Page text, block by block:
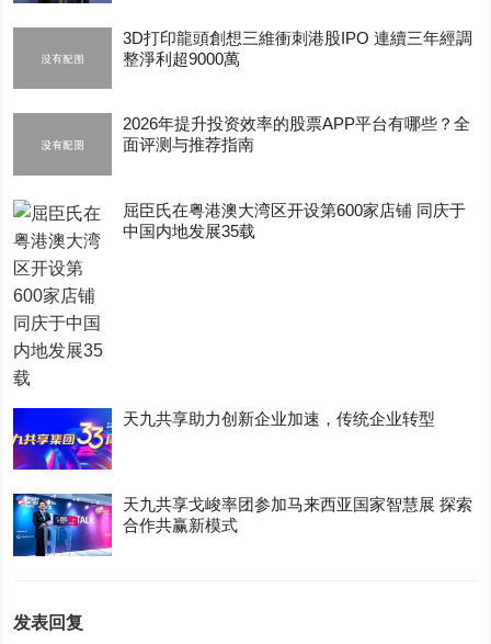
3D打印龍頭創想三維衝刺港股IPO 連續三年經調
整淨利超9000萬
2026年提升投资效率的股票APP平台有哪些？全
面评测与推荐指南
屈臣氏在粤港澳大湾区开设第600家店铺 同庆于
中国内地发展35载
天九共享助力创新企业加速，传统企业转型
天九共享戈峻率团参加马来西亚国家智慧展 探索
合作共赢新模式
发表回复